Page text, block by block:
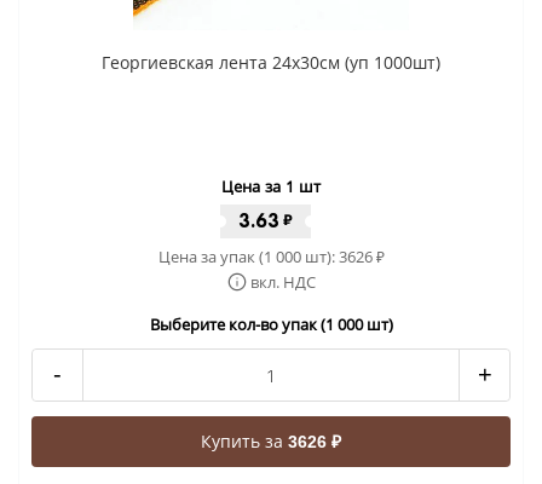
Георгиевская лента 24x30cм (уп 1000шт)
Цена за 1 шт
3.63 ₽
Цена за упак (1 000 шт):3626₽
вкл. НДС
Выберите кол-во упак (1 000 шт)
- +
Купить за 3626 ₽